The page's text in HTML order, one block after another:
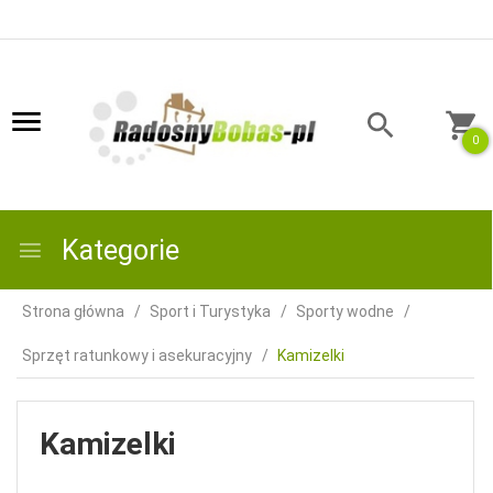
0
Kategorie
Strona główna Sport i Turystyka Sporty wodne
Sprzęt ratunkowy i asekuracyjny Kamizelki
Kamizelki